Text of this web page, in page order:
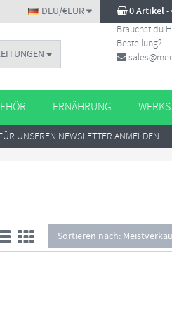
0 Artikel-
DEU/€EUR
Brauchst du
Bestellung?
ERNÄHRUNG
UNSEREN NEWSLETTER ANMELDEN
Sortieren nach: